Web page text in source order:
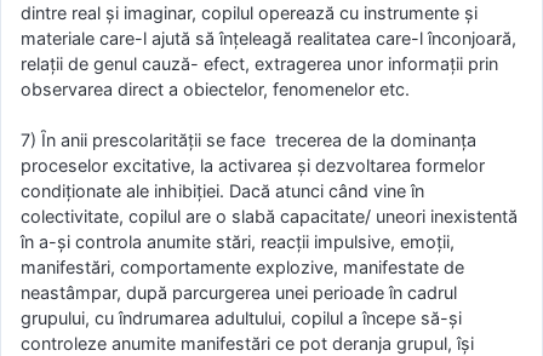
dintre real şi imaginar, copilul operează cu instrumente şi
materiale care-l ajută să înţeleagă realitatea care-l înconjoară,
relaţii de genul cauză- efect, extragerea unor informaţii prin
observarea direct a obiectelor, fenomenelor etc.
7) Ȋn anii prescolarității se face trecerea de la dominanţa
proceselor excitative, la activarea şi dezvoltarea formelor
condiţionate ale inhibiţiei. Dacă atunci când vine în
colectivitate, copilul are o slabă capacitate/ uneori inexistentă
în a-şi controla anumite stări, reacţii impulsive, emoţii,
manifestări, comportamente explozive, manifestate de
neastâmpar, după parcurgerea unei perioade în cadrul
grupului, cu îndrumarea adultului, copilul a începe să-şi
controleze anumite manifestări ce pot deranja grupul, îşi